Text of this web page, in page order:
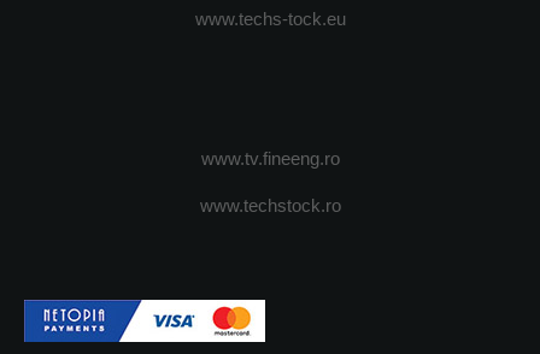
www.techs-tock.eu
www.tv.fineeng.ro
www.techstock.ro